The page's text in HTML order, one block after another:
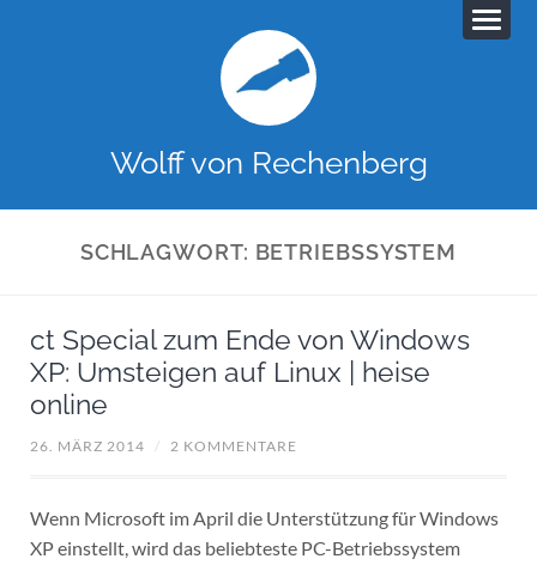
Wolff von Rechenberg
SCHLAGWORT: BETRIEBSSYSTEM
ct Special zum Ende von Windows
XP: Umsteigen auf Linux | heise
online
26. MÄRZ 2014 / 2 KOMMENTARE
Wenn Microsoft im April die Unterstützung für Windows
XP einstellt, wird das beliebteste PC-Betriebssystem